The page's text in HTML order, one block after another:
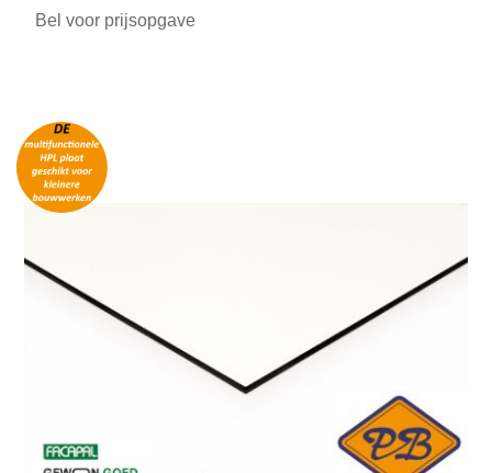
Bel voor prijsopgave